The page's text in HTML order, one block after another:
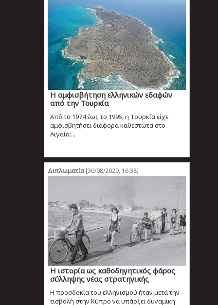
Η αμφισβήτηση ελληνικών εδαφών
από την Τουρκία
Από το 1974 έως το 1995, η Τουρκία είχε
αμφισβητήσει διάφορα καθεστώτα στο
Αιγαίο:...
Διπλωματία[30/08/2020, 16:38]
Η ιστορία ως καθοδηγητικός φάρος
σύλληψης νέας στρατηγικής
Η προσδοκία του ελληνισμού ήταν μετά την
εισβολή στην Κύπρο να υπάρξει δυναμική